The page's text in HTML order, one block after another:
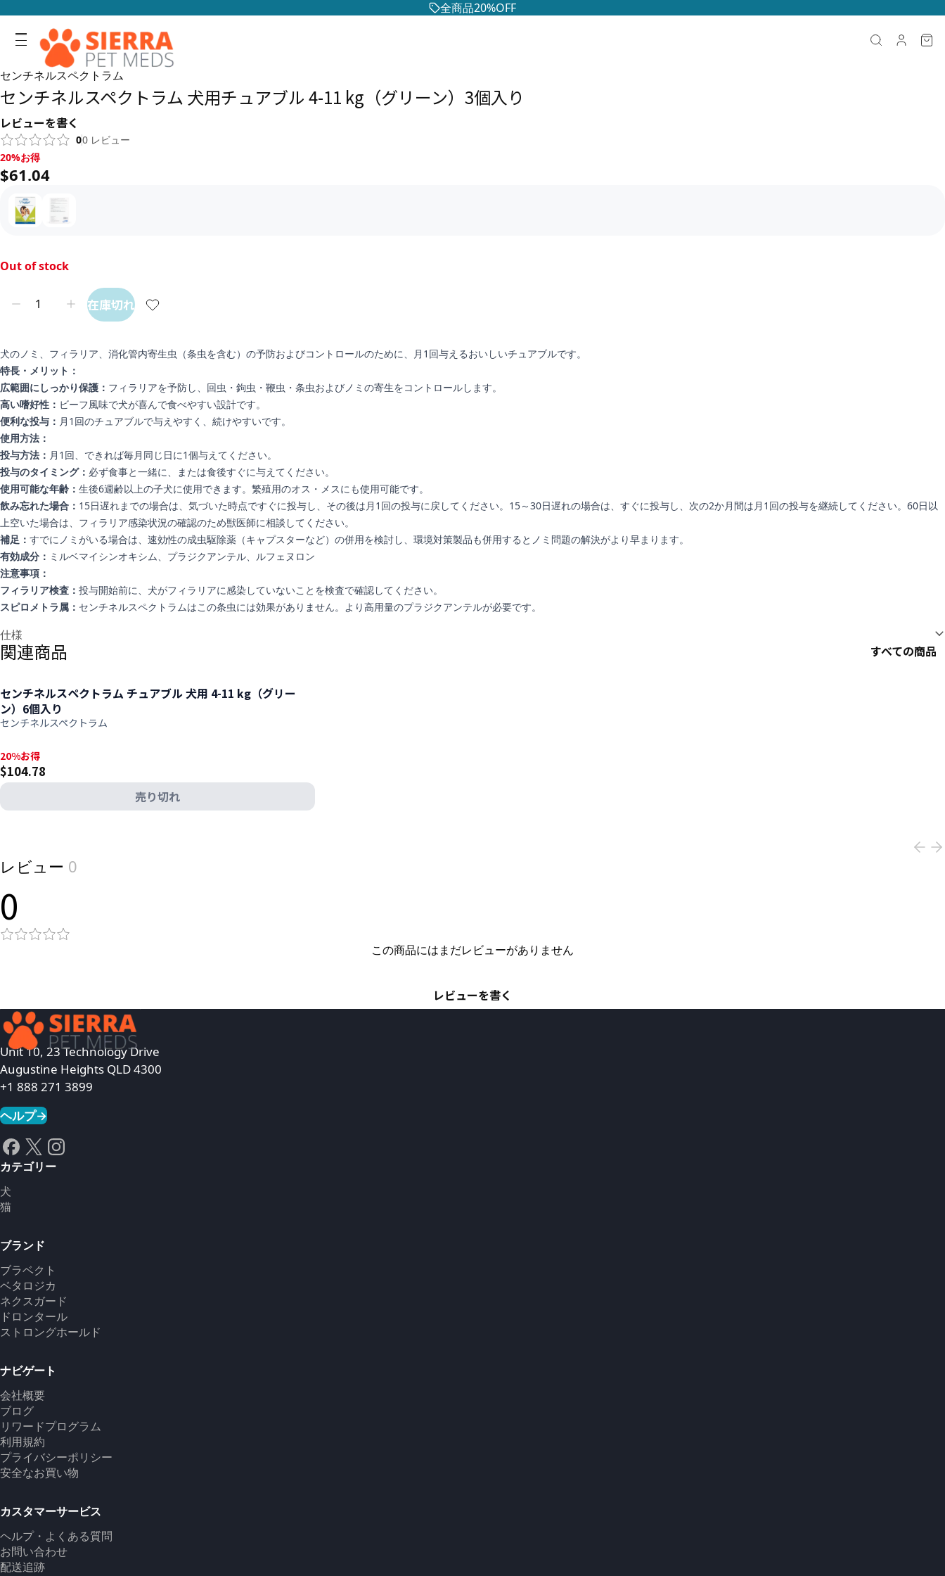
全商品20%OFF
センチネルスペクトラム
センチネルスペクトラム 犬用チュアブル 4-11 kg（グリーン）3個入り
レビューを書く
00 レビュー
20%お得, $61.04
20%お得
$61.04
Out of stock
在庫切れ
犬のノミ、フィラリア、消化管内寄生虫（条虫を含む）の予防およびコントロールのために、月1回与えるおいしいチュアブルです。
特長・メリット：
広範囲にしっかり保護： フィラリアを予防し、回虫・鉤虫・鞭虫・条虫およびノミの寄生をコントロールします。
高い嗜好性： ビーフ風味で犬が喜んで食べやすい設計です。
便利な投与： 月1回のチュアブルで与えやすく、続けやすいです。
使用方法：
投与方法： 月1回、できれば毎月同じ日に1個与えてください。
投与のタイミング： 必ず食事と一緒に、または食後すぐに与えてください。
使用可能な年齢： 生後6週齢以上の子犬に使用できます。繁殖用のオス・メスにも使用可能です。
飲み忘れた場合： 15日遅れまでの場合は、気づいた時点ですぐに投与し、その後は月1回の投与に戻してください。15～30日遅れの場合は、すぐに投与し、次の2か月間は月1回の投与を継続してください。60日以
上空いた場合は、フィラリア感染状況の確認のため獣医師に相談してください。
補足： すでにノミがいる場合は、速効性の成虫駆除薬（キャプスターなど）の併用を検討し、環境対策製品も併用するとノミ問題の解決がより早まります。
有効成分： ミルベマイシンオキシム、プラジクアンテル、ルフェヌロン
注意事項：
フィラリア検査： 投与開始前に、犬がフィラリアに感染していないことを検査で確認してください。
スピロメトラ属： センチネルスペクトラムはこの条虫には効果がありません。より高用量のプラジクアンテルが必要です。
仕様
関連商品 すべての商品
センチネルスペクトラム チュアブル 犬用 4-11 kg（グリー
ン）6個入り
センチネルスペクトラム
20%お得, $104.78
20%お得
$104.78
売り切れ
レビュー 0
0
この商品にはまだレビューがありません
レビューを書く
Unit 10, 23 Technology Drive
Augustine Heights QLD 4300
+1 888 271 3899
ヘルプ→
カテゴリー
犬
猫
ブランド
ブラベクト
ベタロジカ
ネクスガード
ドロンタール
ストロングホールド
ナビゲート
会社概要
ブログ
リワードプログラム
利用規約
プライバシーポリシー
安全なお買い物
カスタマーサービス
ヘルプ・よくある質問
お問い合わせ
配送追跡